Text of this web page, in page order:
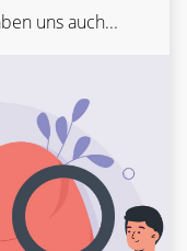
uns auch...